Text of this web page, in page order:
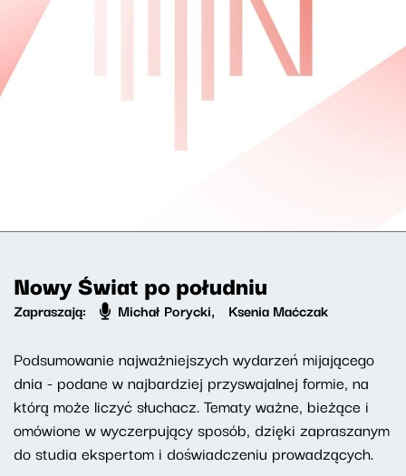
Nowy Świat po południu
Zapraszają: Michał Porycki, Ksenia Maćczak
Podsumowanie najważniejszych wydarzeń mijającego
dnia - podane w najbardziej przyswajalnej formie, na
którą może liczyć słuchacz. Tematy ważne, bieżące i
omówione w wyczerpujący sposób, dzięki zapraszanym
do studia ekspertom i doświadczeniu prowadzących.